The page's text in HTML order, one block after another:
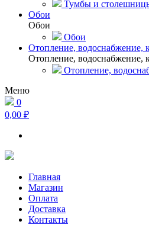
Тумбы и
Обои
Обои
Обои
Отопление, водоснабжение,
Отопление, водоснабжение,
Отопление,
Меню
0
0,00 ₽
Главная
Магазин
Оплата
Доставка
Контакты